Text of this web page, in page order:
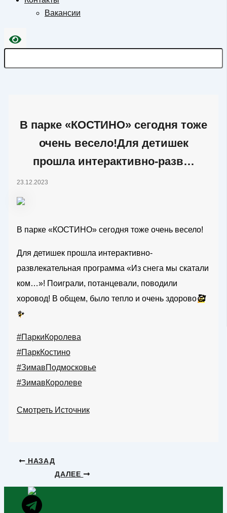
Вакансии
В парке «КОСТИНО» сегодня тоже
очень весело!Для детишек
прошла интерактивно-разв…
23.12.2023
В парке «КОСТИНО» сегодня тоже очень весело!
Для детишек прошла интерактивно-
развлекательная программа «Из снега мы скатали
ком…»! Поиграли, потанцевали, поводили
хоровод! В общем, было тепло и очень здорово🥰
✨
#ПаркиКоролева
#ПаркКостино
#ЗимавПодмосковье
#ЗимавКоролеве
Смотреть Источник
НАЗАД
ДАЛЕЕ